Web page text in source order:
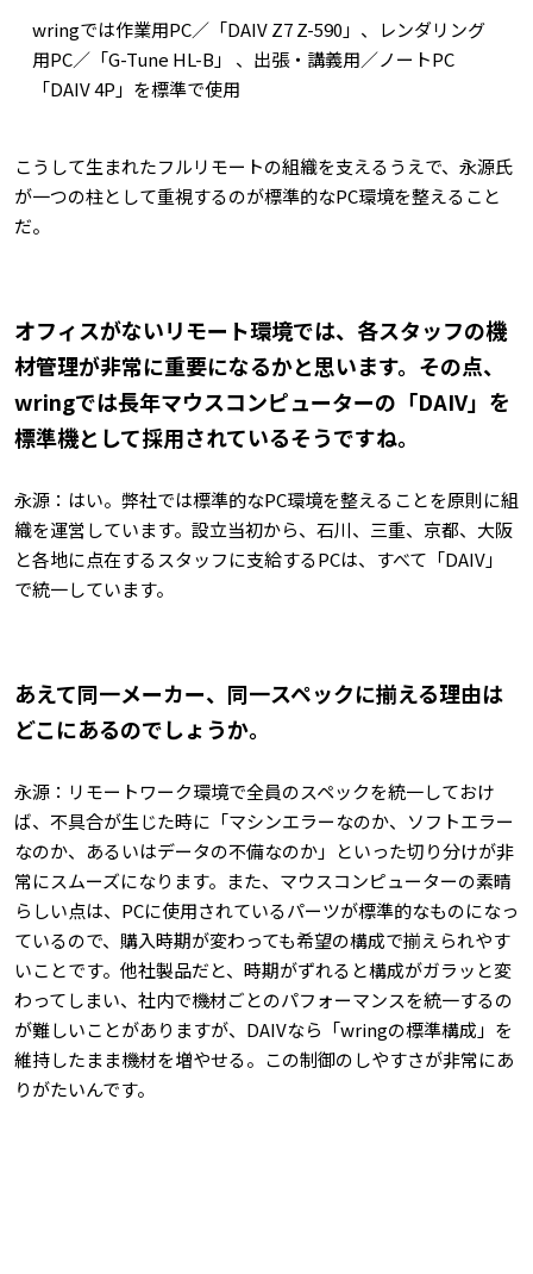
wringでは作業用PC／「DAIV Z7 Z-590」、レンダリング
用PC／「G-Tune HL-B」 、出張・講義用／ノートPC
「DAIV 4P」を標準で使用
こうして生まれたフルリモートの組織を支えるうえで、永源氏
が一つの柱として重視するのが標準的なPC環境を整えること
だ。
――オフィスがないリモート環境では、各スタッフの機
材管理が非常に重要になるかと思います。その点、
wringでは長年マウスコンピューターの「DAIV」を
標準機として採用されているそうですね。
永源：はい。弊社では標準的なPC環境を整えることを原則に組
織を運営しています。設立当初から、石川、三重、京都、大阪
と各地に点在するスタッフに支給するPCは、すべて「DAIV」
で統一しています。
――あえて同一メーカー、同一スペックに揃える理由は
どこにあるのでしょうか。
永源：リモートワーク環境で全員のスペックを統一しておけ
ば、不具合が生じた時に「マシンエラーなのか、ソフトエラー
なのか、あるいはデータの不備なのか」といった切り分けが非
常にスムーズになります。また、マウスコンピューターの素晴
らしい点は、PCに使用されているパーツが標準的なものになっ
ているので、購入時期が変わっても希望の構成で揃えられやす
いことです。他社製品だと、時期がずれると構成がガラッと変
わってしまい、社内で機材ごとのパフォーマンスを統一するの
が難しいことがありますが、DAIVなら「wringの標準構成」を
維持したまま機材を増やせる。この制御のしやすさが非常にあ
りがたいんです。